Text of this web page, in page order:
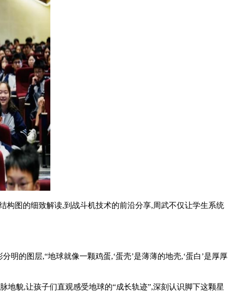
构图的细致解读,到战斗机技术的前沿分享,周武不仅让学生系统
的图层,“地球就像一颗鸡蛋,‘蛋壳’是薄薄的地壳,‘蛋白’是厚厚
地貌,让孩子们直观感受地球的“成长轨迹”,深刻认识脚下这颗星